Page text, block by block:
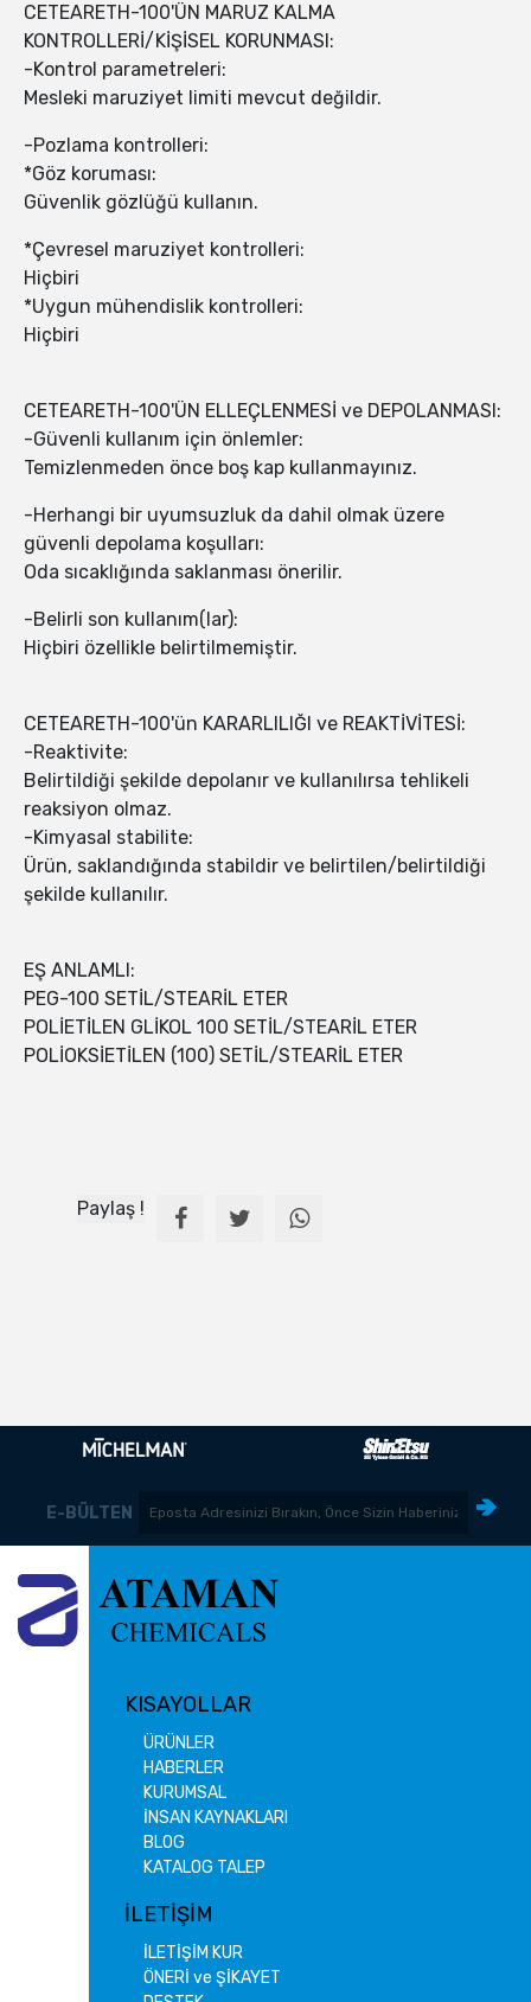
CETEARETH-100'ÜN MARUZ KALMA
KONTROLLERİ/KİŞİSEL KORUNMASI:
-Kontrol parametreleri:
Mesleki maruziyet limiti mevcut değildir.
-Pozlama kontrolleri:
*Göz koruması:
Güvenlik gözlüğü kullanın.
*Çevresel maruziyet kontrolleri:
Hiçbiri
*Uygun mühendislik kontrolleri:
Hiçbiri
CETEARETH-100'ÜN ELLEÇLENMESİ ve DEPOLANMASI:
-Güvenli kullanım için önlemler:
Temizlenmeden önce boş kap kullanmayınız.
-Herhangi bir uyumsuzluk da dahil olmak üzere
güvenli depolama koşulları:
Oda sıcaklığında saklanması önerilir.
-Belirli son kullanım(lar):
Hiçbiri özellikle belirtilmemiştir.
CETEARETH-100'ün KARARLILIĞI ve REAKTİVİTESİ:
-Reaktivite:
Belirtildiği şekilde depolanır ve kullanılırsa tehlikeli
reaksiyon olmaz.
-Kimyasal stabilite:
Ürün, saklandığında stabildir ve belirtilen/belirtildiği
şekilde kullanılır.
EŞ ANLAMLI:
PEG-100 SETİL/STEARİL ETER
POLİETİLEN GLİKOL 100 SETİL/STEARİL ETER
POLİOKSİETİLEN (100) SETİL/STEARİL ETER
Paylaş !
E-BÜLTEN
KISAYOLLAR
ÜRÜNLER
HABERLER
KURUMSAL
İNSAN KAYNAKLARI
BLOG
KATALOG TALEP
İLETİŞİM
İLETİŞİM KUR
ÖNERİ ve ŞİKAYET